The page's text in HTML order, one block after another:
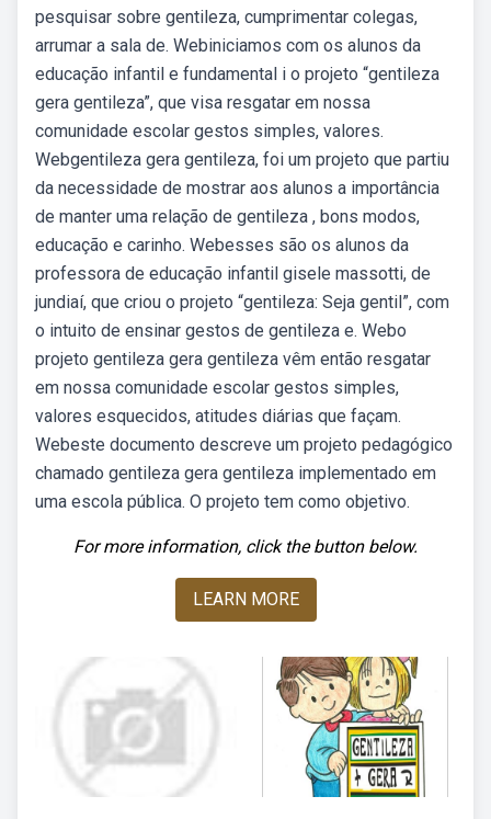
pesquisar sobre gentileza, cumprimentar colegas,
arrumar a sala de. Webiniciamos com os alunos da
educação infantil e fundamental i o projeto “gentileza
gera gentileza”, que visa resgatar em nossa
comunidade escolar gestos simples, valores.
Webgentileza gera gentileza, foi um projeto que partiu
da necessidade de mostrar aos alunos a importância
de manter uma relação de gentileza , bons modos,
educação e carinho. Webesses são os alunos da
professora de educação infantil gisele massotti, de
jundiaí, que criou o projeto “gentileza: Seja gentil”, com
o intuito de ensinar gestos de gentileza e. Webo
projeto gentileza gera gentileza vêm então resgatar
em nossa comunidade escolar gestos simples,
valores esquecidos, atitudes diárias que façam.
Webeste documento descreve um projeto pedagógico
chamado gentileza gera gentileza implementado em
uma escola pública. O projeto tem como objetivo.
For more information, click the button below.
LEARN MORE